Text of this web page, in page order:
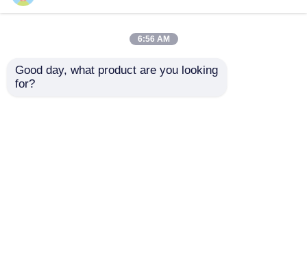
strisce di alluminio
per l'industria navale
e elettrica
Nastro in Alluminio
Yongsheng Bobina a
Lunghezza e
Diametro Interno
6:56 AM
Good day, what product are you looking
for?